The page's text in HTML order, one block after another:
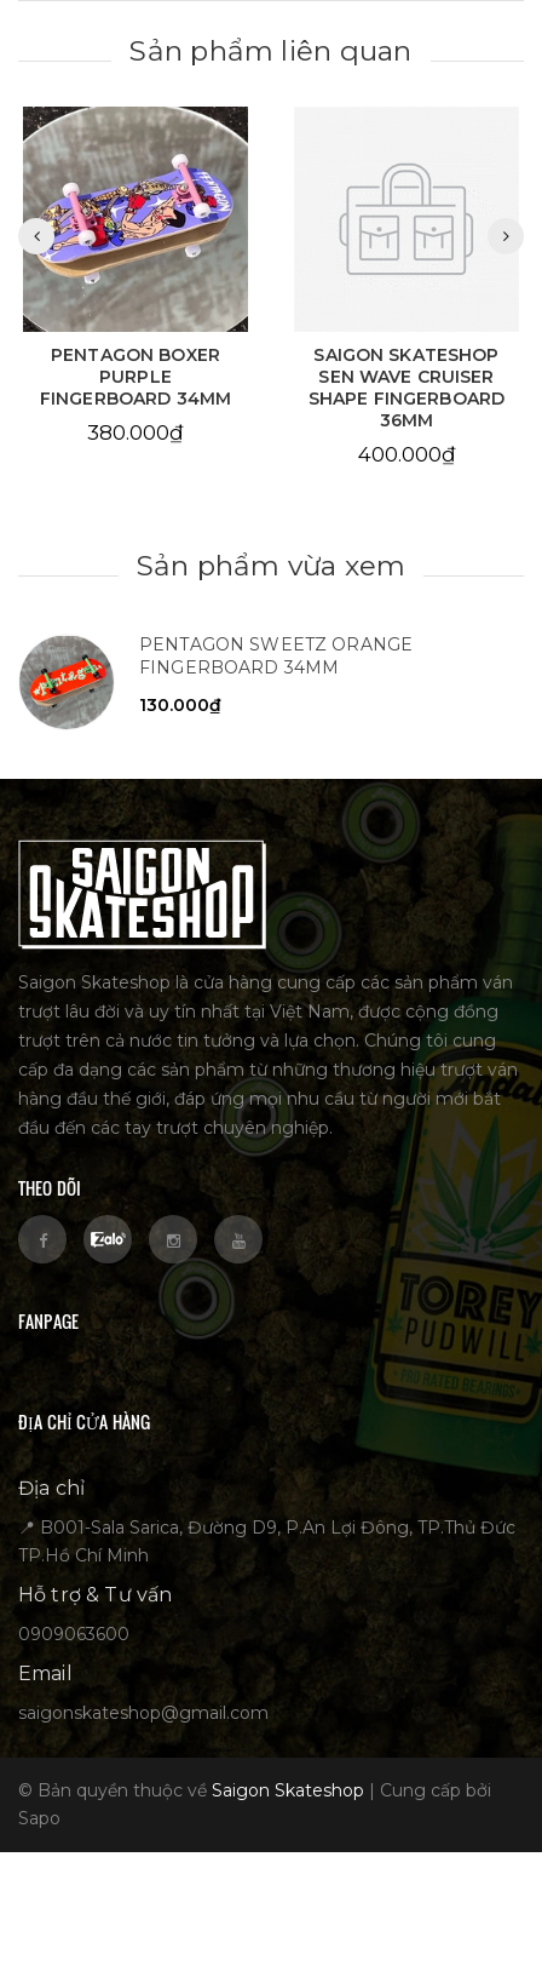
Sản phẩm liên quan
PENTAGON BOXER
PURPLE
FINGERBOARD 34MM
380.000₫
SAIGON SKATESHOP
SEN WAVE CRUISER
SHAPE FINGERBOARD
36MM
400.000₫
Sản phẩm vừa xem
PENTAGON SWEETZ ORANGE
FINGERBOARD 34MM
130.000₫
Saigon Skateshop là cửa hàng cung cấp các sản phẩm ván
trượt lâu đời và uy tín nhất tại Việt Nam, được cộng đồng
trượt trên cả nước tin tưởng và lựa chọn. Chúng tôi cung
cấp đa dạng các sản phẩm từ những thương hiệu trượt ván
hàng đầu thế giới, đáp ứng mọi nhu cầu từ người mới bắt
đầu đến các tay trượt chuyên nghiệp.
THEO DÕI
FANPAGE
ĐỊA CHỈ CỬA HÀNG
Địa chỉ
📍 B001-Sala Sarica, Đường D9, P.An Lợi Đông, TP.Thủ Đức
TP.Hồ Chí Minh
Hỗ trợ & Tư vấn
0909063600
Email
saigonskateshop@gmail.com
© Bản quyền thuộc về Saigon Skateshop | Cung cấp bởi
Sapo